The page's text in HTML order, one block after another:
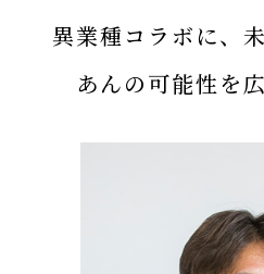
異業種コラボに、
あんの可能性を